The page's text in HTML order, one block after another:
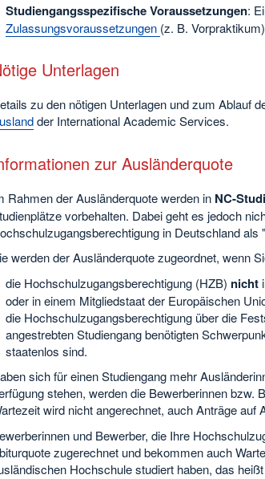
Studiengangsspezifische Voraussetzungen:
Zulassungsvoraussetzungen (z. B.
Unterlagen
zu den nötigen Unterlagen und zum Ablauf
der International Academic Services.
zur Ausländerquote
Rahmen der Ausländerquote werden in NC-
vorbehalten. Dabei geht es jedoch
in Deutschland
werden der Ausländerquote zugeordnet, wenn
die Hochschulzugangsberechtigung (HZB) nicht
oder in einem Mitgliedstaat der Europäischen
die Hochschulzugangsberechtigung über die
angestrebten Studiengang benötigten
staatenlos sind.
sich für einen Studiengang mehr
stehen, werden die Bewerberinnen
wird nicht angerechnet, auch Anträge
und Bewerber, die Ihre
zugerechnet und bekommen auch
Hochschule studiert haben, das